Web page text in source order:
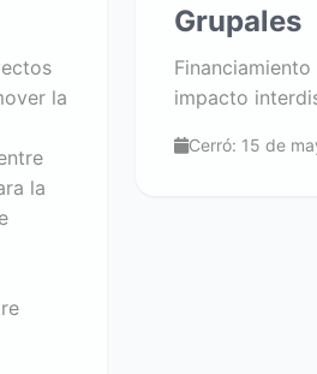
la
la
Grupales
impacto
Cerró: 15 de